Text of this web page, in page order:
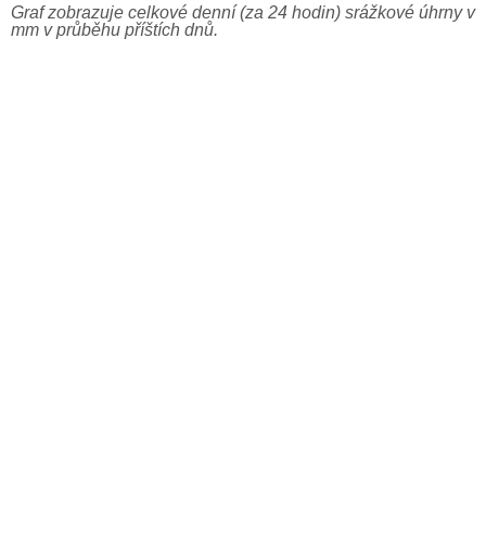
Graf zobrazuje celkové denní (za 24 hodin) srážkové úhrny v
mm v průběhu příštích dnů.